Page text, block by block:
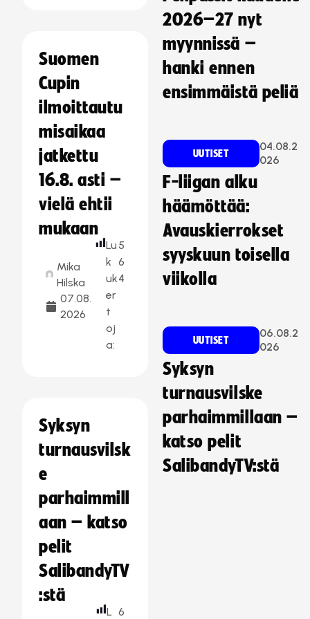
Suomen
Cupin
ilmoittautu
misaikaa
jatkettu
16.8. asti –
vielä ehtii
mukaan
Mika
Hilska
07.08.
2026
Lu
k
uk
er
t
oj
a:
5
6
4
Syksyn
turnausvilsk
e
parhaimmill
aan – katso
pelit
SalibandyTV
:stä
L 6
2026–27 nyt
myynnissä –
hanki ennen
ensimmäistä peliä
UUTISET
04.08.2
026
F-liigan alku
häämöttää:
Avauskierrokset
syyskuun toisella
viikolla
UUTISET
06.08.2
026
Syksyn
turnausvilske
parhaimmillaan –
katso pelit
SalibandyTV:stä